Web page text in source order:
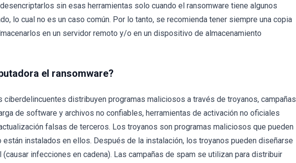
sin esas herramientas solo cuando el ransomware tiene algunos
lo cual no es un caso común. Por lo tanto, se recomienda tener siempre una copia
en un servidor remoto y/o en un dispositivo de almacenamiento
el ransomware?
ciberdelincuentes distribuyen programas maliciosos a través de troyanos, campañas
de software y archivos no confiables, herramientas de activación no oficiales
falsas de terceros. Los troyanos son programas maliciosos que pueden
instalados en ellos. Después de la instalación, los troyanos pueden diseñarse
(causar infecciones en cadena). Las campañas de spam se utilizan para distribuir